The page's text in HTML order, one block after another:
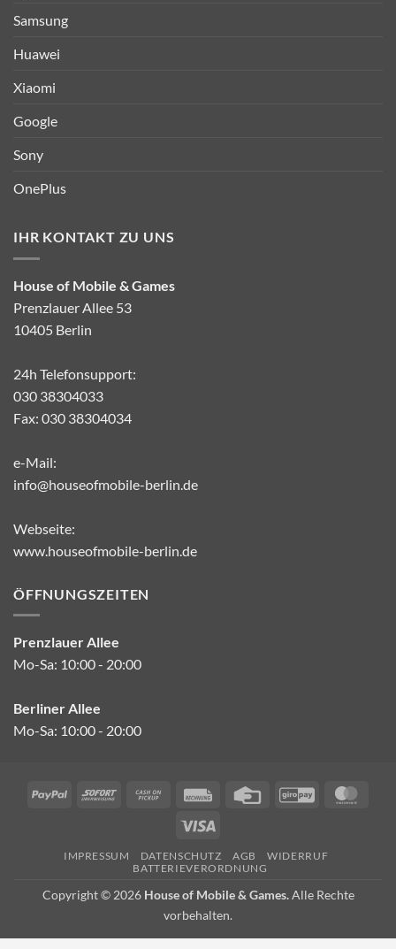
Samsung
Huawei
Xiaomi
Google
Sony
OnePlus
IHR KONTAKT ZU UNS
House of Mobile & Games
Prenzlauer Allee 53
10405 Berlin
24h Telefonsupport:
030 38304033
Fax: 030 38304034
e-Mail:
info@houseofmobile-berlin.de
Webseite:
www.houseofmobile-berlin.de
ÖFFNUNGSZEITEN
Prenzlauer Allee
Mo-Sa: 10:00 - 20:00
Berliner Allee
Mo-Sa: 10:00 - 20:00
PayPal Sofort
Cash
Pickup
Rechung
Credit
GiroPay
IMPRESSUM DATENSCHUTZ AGB
WIDERRUF
BATTERIEVERORDNUNG
Copyright © 2026 House of Mobile & Games.Alle Rechte
vorbehalten.